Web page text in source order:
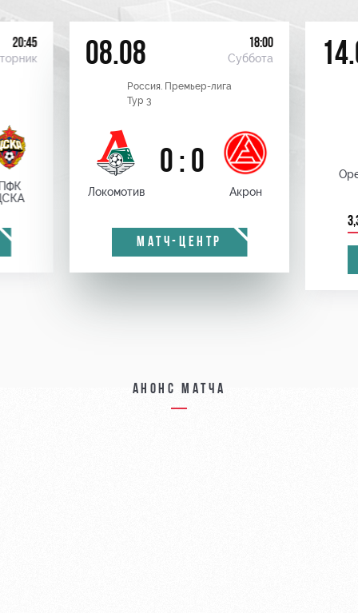
20:45 08.08 18:00
Суббота
Россия. Премьер-лига
Тур 3
Локомотив
0 : 0
Акрон
МАТЧ-ЦЕНТР
Анонс матча